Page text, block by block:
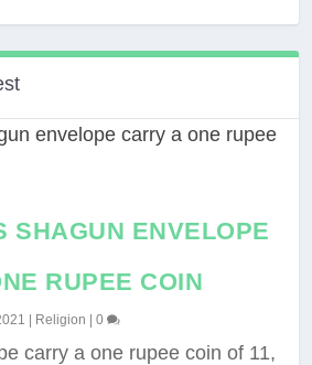
SHAGUN ENVELOPE
RUPEE COIN
Religion |0
carry a one rupee coin of 11,